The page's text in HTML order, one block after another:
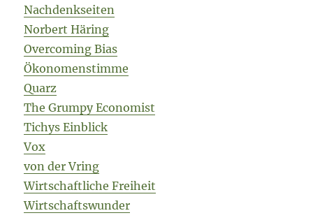
Nachdenkseiten
Norbert Häring
Overcoming Bias
Ökonomenstimme
Quarz
The Grumpy Economist
Tichys Einblick
Vox
von der Vring
Wirtschaftliche Freiheit
Wirtschaftswunder